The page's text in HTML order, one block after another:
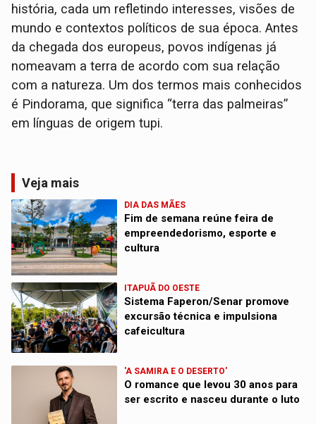
história, cada um refletindo interesses, visões de
mundo e contextos políticos de sua época. Antes
da chegada dos europeus, povos indígenas já
nomeavam a terra de acordo com sua relação
com a natureza. Um dos termos mais conhecidos
é Pindorama, que significa “terra das palmeiras”
em línguas de origem tupi.
Veja mais
DIA DAS MÃES
Fim de semana reúne feira de
empreendedorismo, esporte e
cultura
ITAPUÃ DO OESTE
Sistema Faperon/Senar promove
excursão técnica e impulsiona
cafeicultura
'A SAMIRA E O DESERTO'
O romance que levou 30 anos para
ser escrito e nasceu durante o luto